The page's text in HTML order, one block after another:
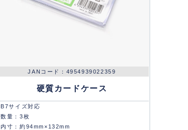
4954939022359
硬質カードケース
B7サイズ対応
数量：3枚
内寸：約94mm×132mm